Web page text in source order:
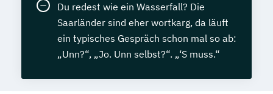
Du redest wie ein Wasserfall? Die
Saarländer sind eher wortkarg, da läuft
ein typisches Gespräch schon mal so ab:
„Unn?“, „Jo. Unn selbst?“. „‘S muss.“